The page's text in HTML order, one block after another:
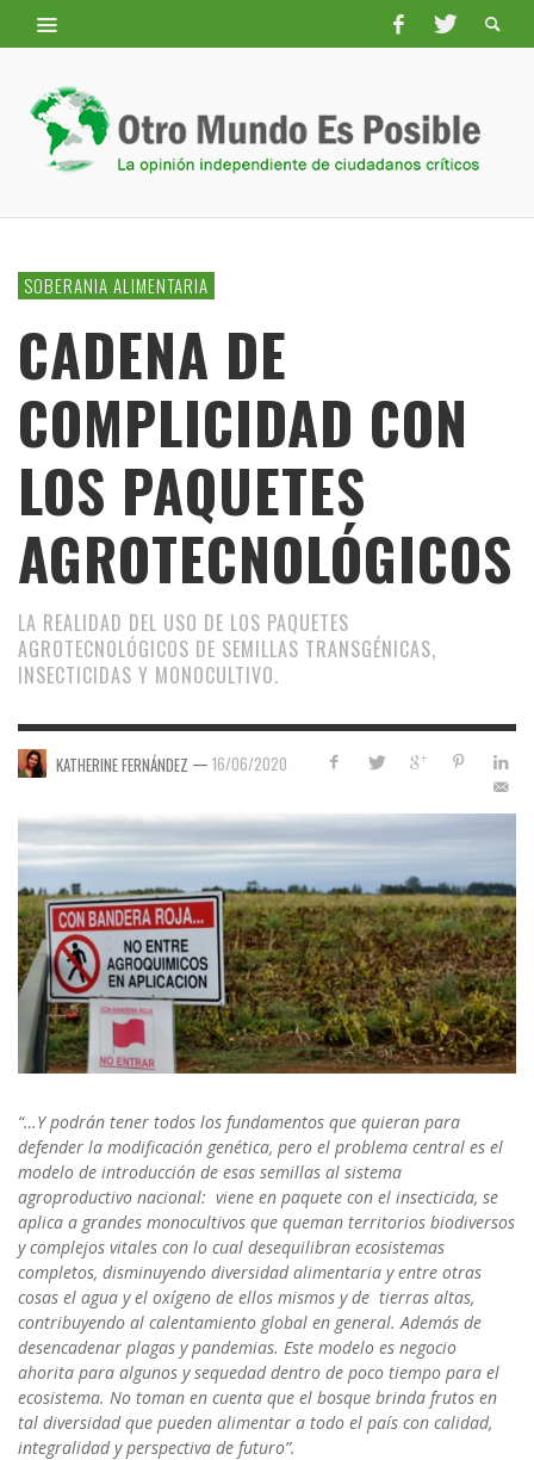
SOBERANIA ALIMENTARIA
CADENA DE
COMPLICIDAD CON
LOS PAQUETES
AGROTECNOLÓGICOS
LA REALIDAD DEL USO DE LOS PAQUETES
AGROTECNOLÓGICOS DE SEMILLAS TRANSGÉNICAS,
INSECTICIDAS Y MONOCULTIVO.
KATHERINE FERNÁNDEZ — 16/06/2020
“…Y podrán tener todos los fundamentos que quieran para
defender la modificación genética, pero el problema central es el
modelo de introducción de esas semillas al sistema
agroproductivo nacional: viene en paquete con el insecticida, se
aplica a grandes monocultivos que queman territorios biodiversos
y complejos vitales con lo cual desequilibran ecosistemas
completos, disminuyendo diversidad alimentaria y entre otras
cosas el agua y el oxígeno de ellos mismos y de tierras altas,
contribuyendo al calentamiento global en general. Además de
desencadenar plagas y pandemias. Este modelo es negocio
ahorita para algunos y sequedad dentro de poco tiempo para el
ecosistema. No toman en cuenta que el bosque brinda frutos en
tal diversidad que pueden alimentar a todo el país con calidad,
integralidad y perspectiva de futuro”.